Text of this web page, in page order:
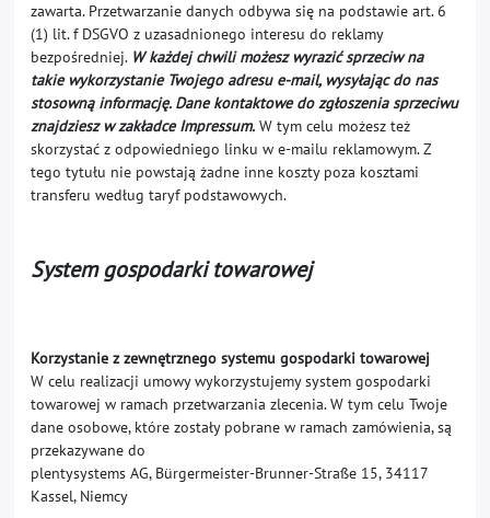
zawarta. Przetwarzanie danych odbywa się na podstawie art. 6
(1) lit. f DSGVO z uzasadnionego interesu do reklamy
bezpośredniej. W każdej chwili możesz wyrazić sprzeciw na
takie wykorzystanie Twojego adresu e-mail, wysyłając do nas
stosowną informację. Dane kontaktowe do zgłoszenia sprzeciwu
znajdziesz w zakładce Impressum. W tym celu możesz też
skorzystać z odpowiedniego linku w e-mailu reklamowym. Z
tego tytułu nie powstają żadne inne koszty poza kosztami
transferu według taryf podstawowych.
System gospodarki towarowej
Korzystanie z zewnętrznego systemu gospodarki towarowej
W celu realizacji umowy wykorzystujemy system gospodarki
towarowej w ramach przetwarzania zlecenia. W tym celu Twoje
dane osobowe, które zostały pobrane w ramach zamówienia, są
przekazywane do
plentysystems AG, Bürgermeister-Brunner-Straße 15, 34117
Kassel, Niemcy